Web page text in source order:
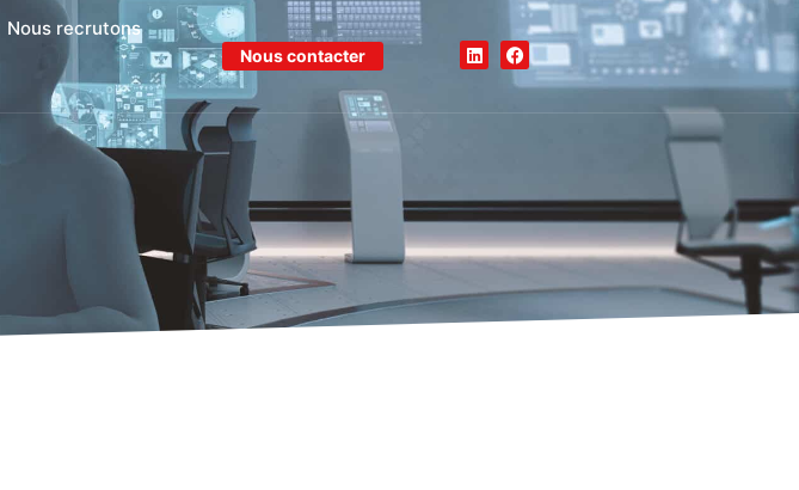
Nous recrutons
Nous contacter